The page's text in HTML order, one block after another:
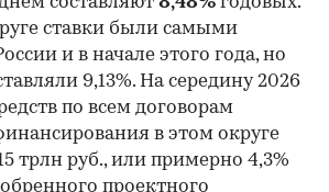
ставки были самыми
и в начале этого года, но
9,13%. На середину 2026
по всем договорам
в этом округе
трлн руб., или примерно 4,3%
проектного